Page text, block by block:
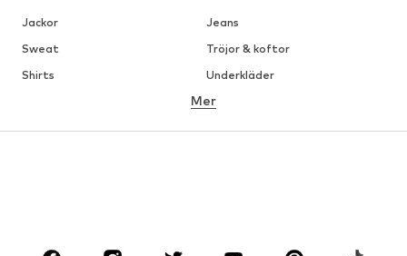
Jackor
Jeans
Sweat
Tröjor & koftor
Shirts
Underkläder
Skjortor
Rockar
Kostymer & kavajer
KLÄDER
Mer